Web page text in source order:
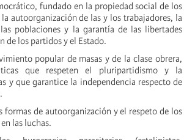
fundado en la propiedad social de los
autoorganización de las y los trabajadores, la
poblaciones y la garantía de las libertades
de los partidos y el Estado.
popular de masas y de la clase obrera,
que respeten el pluripartidismo y la
y que garantice la independencia respecto de
formas de autoorganización y el respeto de los
las luchas.